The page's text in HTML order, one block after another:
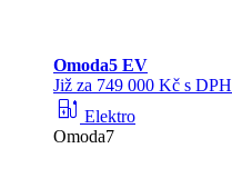
Omoda5 EV
Již za 749 000 Kč s DPH
ev_station Elektro
Omoda7